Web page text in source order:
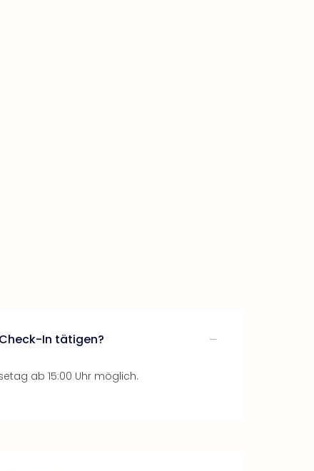
In tätigen?
ab 15:00 Uhr möglich.